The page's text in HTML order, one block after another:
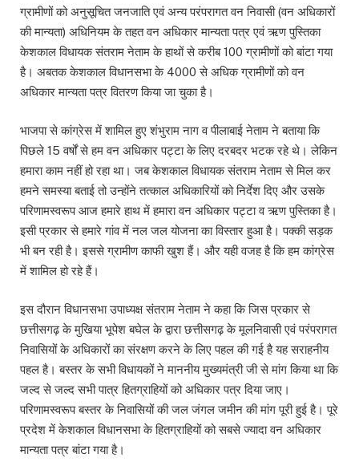
ग्रामीणों को अनुसूचित जनजाति एवं अन्य परंपरागत वन निवासी (वन अधिकारों
की मान्यता) अधिनियम के तहत वन अधिकार मान्यता पत्र एवं ऋण पुस्तिका
केशकाल विधायक संतराम नेताम के हाथों से करीब 100 ग्रामीणों को बांटा गया
है। अबतक केशकाल विधानसभा के 4000 से अधिक ग्रामीणों को वन
अधिकार मान्यता पत्र वितरण किया जा चुका है।
भाजपा से कांग्रेस में शामिल हुए शंभुराम नाग व पीलाबाई नेताम ने बताया कि
पिछले 15 वर्षों से हम वन अधिकार पट्टा के लिए दरबदर भटक रहे थे। लेकिन
हमारा काम नहीं हो रहा था। जब केशकाल विधायक संतराम नेताम से मिल कर
हमने समस्या बताई तो उन्होंने तत्काल अधिकारियों को निर्देश दिए और उसके
परिणामस्वरूप आज हमारे हाथ में हमारा वन अधिकार पट्टा व ऋण पुस्तिका है।
इसी प्रकार से हमारे गांव में नल जल योजना का विस्तार हुआ है। पक्की सड़क
भी बन रही है। इससे ग्रामीण काफी खुश हैं। और यही वजह है कि हम कांग्रेस
में शामिल हो रहे हैं।
इस दौरान विधानसभा उपाध्यक्ष संतराम नेताम ने कहा कि जिस प्रकार से
छत्तीसगढ़ के मुखिया भूपेश बघेल के द्वारा छत्तीसगढ़ के मूलनिवासी एवं परंपरागत
निवासियों के अधिकारों का संरक्षण करने के लिए पहल की गई है यह सराहनीय
पहल है। बस्तर के सभी विधायकों ने माननीय मुख्यमंत्री जी से मांग किया था कि
जल्द से जल्द सभी पात्र हितग्राहियों को अधिकार पत्र दिया जाए।
परिणामस्वरूप बस्तर के निवासियों की जल जंगल जमीन की मांग पूरी हुई है। पूरे
प्रदेश में केशकाल विधानसभा के हितग्राहियों को सबसे ज्यादा वन अधिकार
मान्यता पत्र बांटा गया है।